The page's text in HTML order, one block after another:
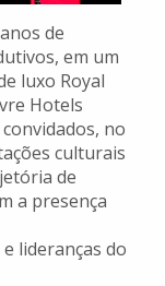
de
em um
luxo Royal
Hotels
no
culturais
de
a presença
lideranças do